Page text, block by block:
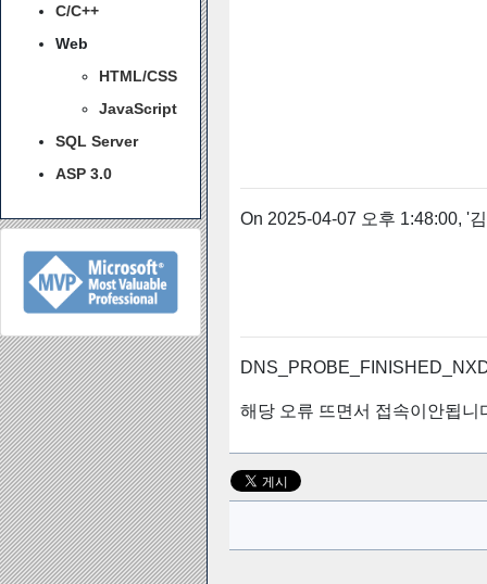
C/C++
Web
HTML/CSS
JavaScript
SQL Server
ASP 3.0
On 2025-04-07 오후 1:48:00, '
해당 오류 뜨면서 접속이안됩니